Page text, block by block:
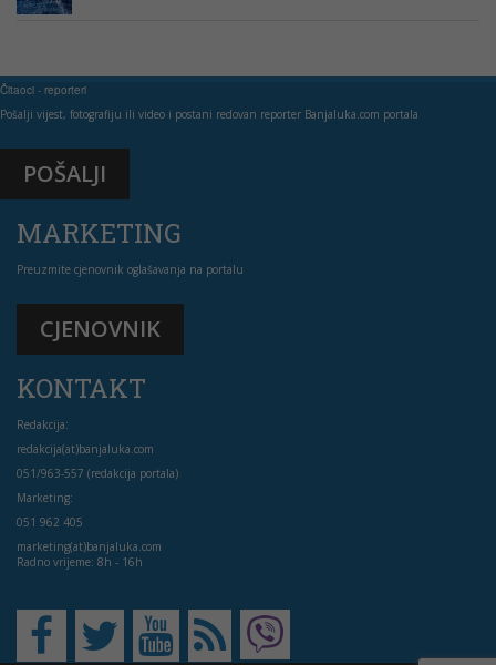
Čitaoci - reporteri
Pošalji vijest, fotografiju ili video i postani redovan reporter Banjaluka.com portala
POŠALJI
MARKETING
Preuzmite cjenovnik oglašavanja na portalu
CJENOVNIK
KONTAKT
Redakcija:
redakcija(at)banjaluka.com
051/963-557 (redakcija portala)
Marketing:
051 962 405
marketing(at)banjaluka.com
Radno vrijeme: 8h - 16h